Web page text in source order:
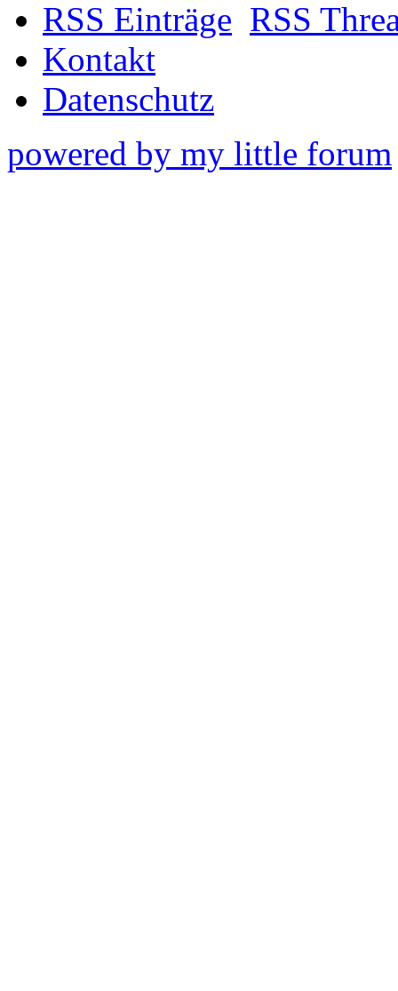
RSS Einträge RSS
Kontakt
Datenschutz
powered by my little forum